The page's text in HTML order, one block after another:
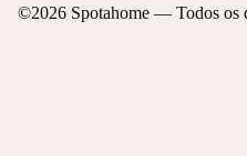
©2026 Spotahome — Todos os